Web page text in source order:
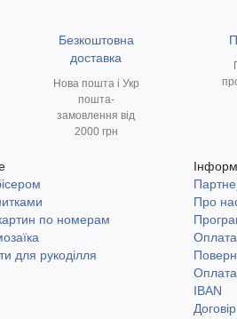
Безкоштовна
доставка
Нова пошта і Укр
пошта-
замовлення від
2000 грн
по номерам
для рукоділля
Про
Оплата
IBAN